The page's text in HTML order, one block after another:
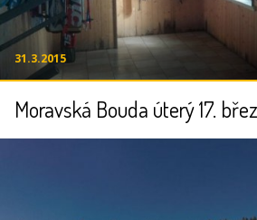
31.3.2015
Moravská Bouda úterý 17.